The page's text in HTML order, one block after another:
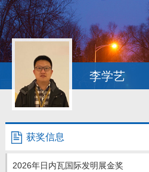
科学研究
教学研究
获奖信息
招生信息
学生信息
我的相册
李学艺
获奖信息
2026年日内瓦国际发明展金奖